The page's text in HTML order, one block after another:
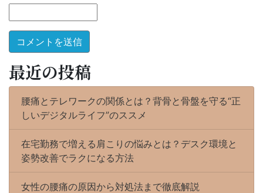
最近の投稿
腰痛とテレワークの関係とは？背骨と骨盤を守る“正
しいデジタルライフ”のススメ
在宅勤務で増える肩こりの悩みとは？デスク環境と
姿勢改善でラクになる方法
女性の腰痛の原因から対処法まで徹底解説